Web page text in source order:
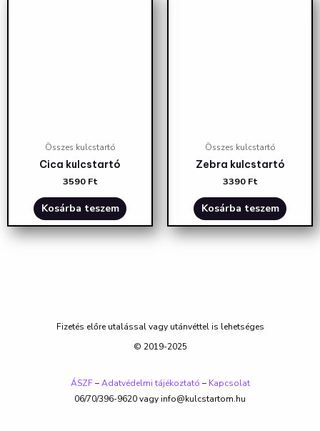
Összes kulcstartó
Cica kulcstartó
3590 Ft
Kosárba teszem
Összes kulcstartó
Zebra kulcstartó
3390 Ft
Kosárba teszem
Fizetés előre utalással vagy utánvéttel is lehetséges
© 2019-2025
ÁSZF–Adatvédelmi tájékoztató – Kapcsolat
06/70/396-9620 vagy info@kulcstartom.hu